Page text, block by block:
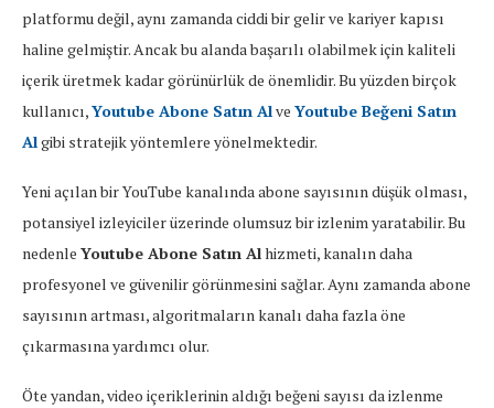
platformu değil, aynı zamanda ciddi bir gelir ve kariyer kapısı
haline gelmiştir. Ancak bu alanda başarılı olabilmek için kaliteli
içerik üretmek kadar görünürlük de önemlidir. Bu yüzden birçok
kullanıcı,Youtube Abone Satın Alve Youtube Beğeni Satın
Algibi stratejik yöntemlere yönelmektedir.
Yeni açılan bir YouTube kanalında abone sayısının düşük olması,
potansiyel izleyiciler üzerinde olumsuz bir izlenim yaratabilir. Bu
nedenle Youtube Abone Satın Alhizmeti, kanalın daha
profesyonel ve güvenilir görünmesini sağlar. Aynı zamanda abone
sayısının artması, algoritmaların kanalı daha fazla öne
çıkarmasına yardımcı olur.
Öte yandan, video içeriklerinin aldığı beğeni sayısı da izlenme